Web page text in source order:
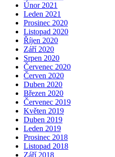
Únor 2021
Leden 2021
Prosinec 2020
Listopad 2020
Říjen 2020
Září 2020
Srpen 2020
Červenec 2020
Červen 2020
Duben 2020
Březen 2020
Červenec 2019
Květen 2019
Duben 2019
Leden 2019
Prosinec 2018
Listopad 2018
Září 2018